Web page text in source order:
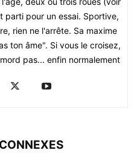
parti pour un essai. Sportive,
rien ne l'arrête. Sa maxime
ton âme". Si vous le croisez,
pas... enfin normalement